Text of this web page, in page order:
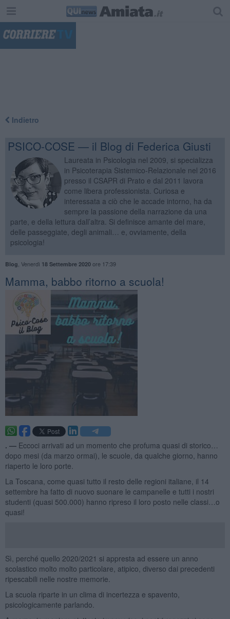
Indietro
PSICO-COSE — il Blog di Federica Giusti
Laureata in Psicologia nel 2009, si specializza
in Psicoterapia Sistemico-Relazionale nel 2016
presso il CSAPR di Prato e dal 2011 lavora
come libera professionista. Curiosa e
interessata a ciò che le accade intorno, ha da
sempre la passione della narrazione da una
parte, e della lettura dall’altra. Si definisce amante del mare,
delle passeggiate, degli animali… e, ovviamente, della
psicologia!
Blog Venerdì 18 Settembre 2020ore 17:39
​Mamma, babbo ritorno a scuola!
. — Eccoci arrivati ad un momento che profuma quasi di storico…
dopo mesi (da marzo ormai), le scuole, da qualche giorno, hanno
riaperto le loro porte.
La Toscana, come quasi tutto il resto delle regioni italiane, il 14
settembre ha fatto di nuovo suonare le campanelle e tutti i nostri
studenti (quasi 500.000) hanno ripreso il loro posto nelle classi…o
quasi!
Sì, perché quello 2020/2021 si appresta ad essere un anno
scolastico molto molto particolare, atipico, diverso dai precedenti
ripescabili nelle nostre memorie.
La scuola riparte in un clima di incertezza e spavento,
psicologicamente parlando.